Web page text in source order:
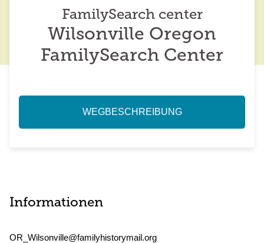
FamilySearch center
Wilsonville Oregon
FamilySearch Center
WEGBESCHREIBUNG
Informationen
OR_Wilsonville@familyhistorymail.org